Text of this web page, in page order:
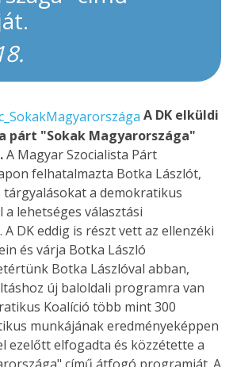
A DK elküldi
párt "Sokak Magyarországa"
A Magyar Szocialista Párt
felhatalmazta Botka Lászlót,
tárgyalásokat a demokratikus
lehetséges választási
DK eddig is részt vett az ellenzéki
és várja Botka László
Botka Lászlóval abban,
új baloldali programra van
Koalíció több mint 300
munkájának eredményeképpen
ezelőtt elfogadta és közzétette a